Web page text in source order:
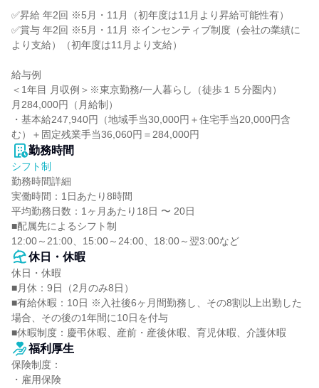
✅昇給 年2回 ※5月・11月（初年度は11月より昇給可能性有）
✅賞与 年2回 ※5月・11月 ※インセンティブ制度（会社の業績に
より支給）（初年度は11月より支給）
給与例
＜1年目 月収例＞※東京勤務/一人暮らし（徒歩１５分圏内）
月284,000円（月給制）
・基本給247,940円（地域手当30,000円＋住宅手当20,000円含
む）＋固定残業手当36,060円＝284,000円
勤務時間
シフト制
勤務時間詳細
実働時間：1日あたり8時間
平均勤務日数：1ヶ月あたり18日 〜 20日
■配属先によるシフト制
12:00～21:00、15:00～24:00、18:00～翌3:00など
休日・休暇
休日・休暇
■月休：9日（2月のみ8日）
■有給休暇：10日 ※入社後6ヶ月間勤務し、その8割以上出勤した
場合、その後の1年間に10日を付与
■休暇制度：慶弔休暇、産前・産後休暇、育児休暇、介護休暇
福利厚生
保険制度：
・雇用保険